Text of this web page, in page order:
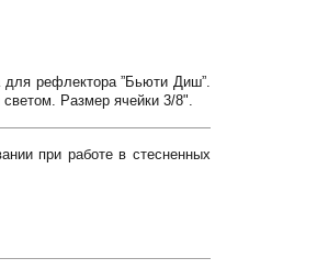
для рефлектора ”Бьюти Диш”.
Размер ячейки 3/8".
при работе в стесненных